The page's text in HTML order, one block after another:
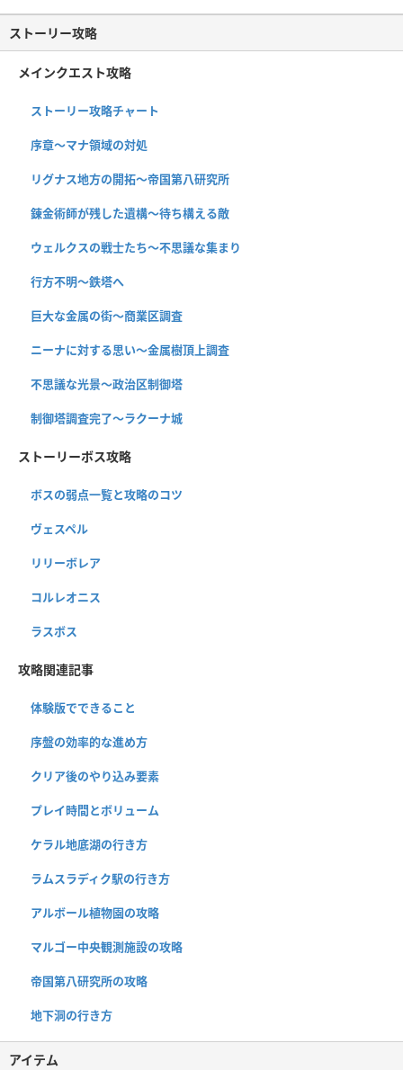
ストーリー攻略
メインクエスト攻略
ストーリー攻略チャート
序章〜マナ領域の対処
リグナス地方の開拓〜帝国第八研究所
錬金術師が残した遺構〜待ち構える敵
ウェルクスの戦士たち〜不思議な集まり
行方不明〜鉄塔へ
巨大な金属の街〜商業区調査
ニーナに対する思い〜金属樹頂上調査
不思議な光景〜政治区制御塔
制御塔調査完了〜ラクーナ城
ストーリーボス攻略
ボスの弱点一覧と攻略のコツ
ヴェスペル
リリーボレア
コルレオニス
ラスボス
攻略関連記事
体験版でできること
序盤の効率的な進め方
クリア後のやり込み要素
プレイ時間とボリューム
ケラル地底湖の行き方
ラムスラディク駅の行き方
アルボール植物園の攻略
マルゴー中央観測施設の攻略
帝国第八研究所の攻略
地下洞の行き方
アイテム